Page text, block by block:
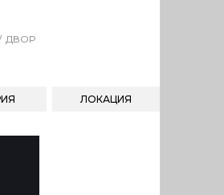
ДВОР
ЛОКАЦИЯ